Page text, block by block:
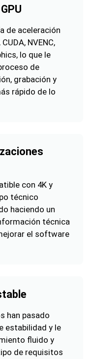
de aceleración
NVENC,
lo que le
de
grabación y
rápido de lo
con 4K y
técnico
haciendo un
técnica
el software
han pasado
estabilidad y le
fluido y
de requisitos